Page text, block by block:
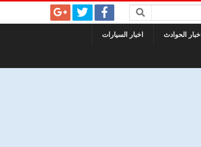
اخبار الحوادث اخبار السيارات